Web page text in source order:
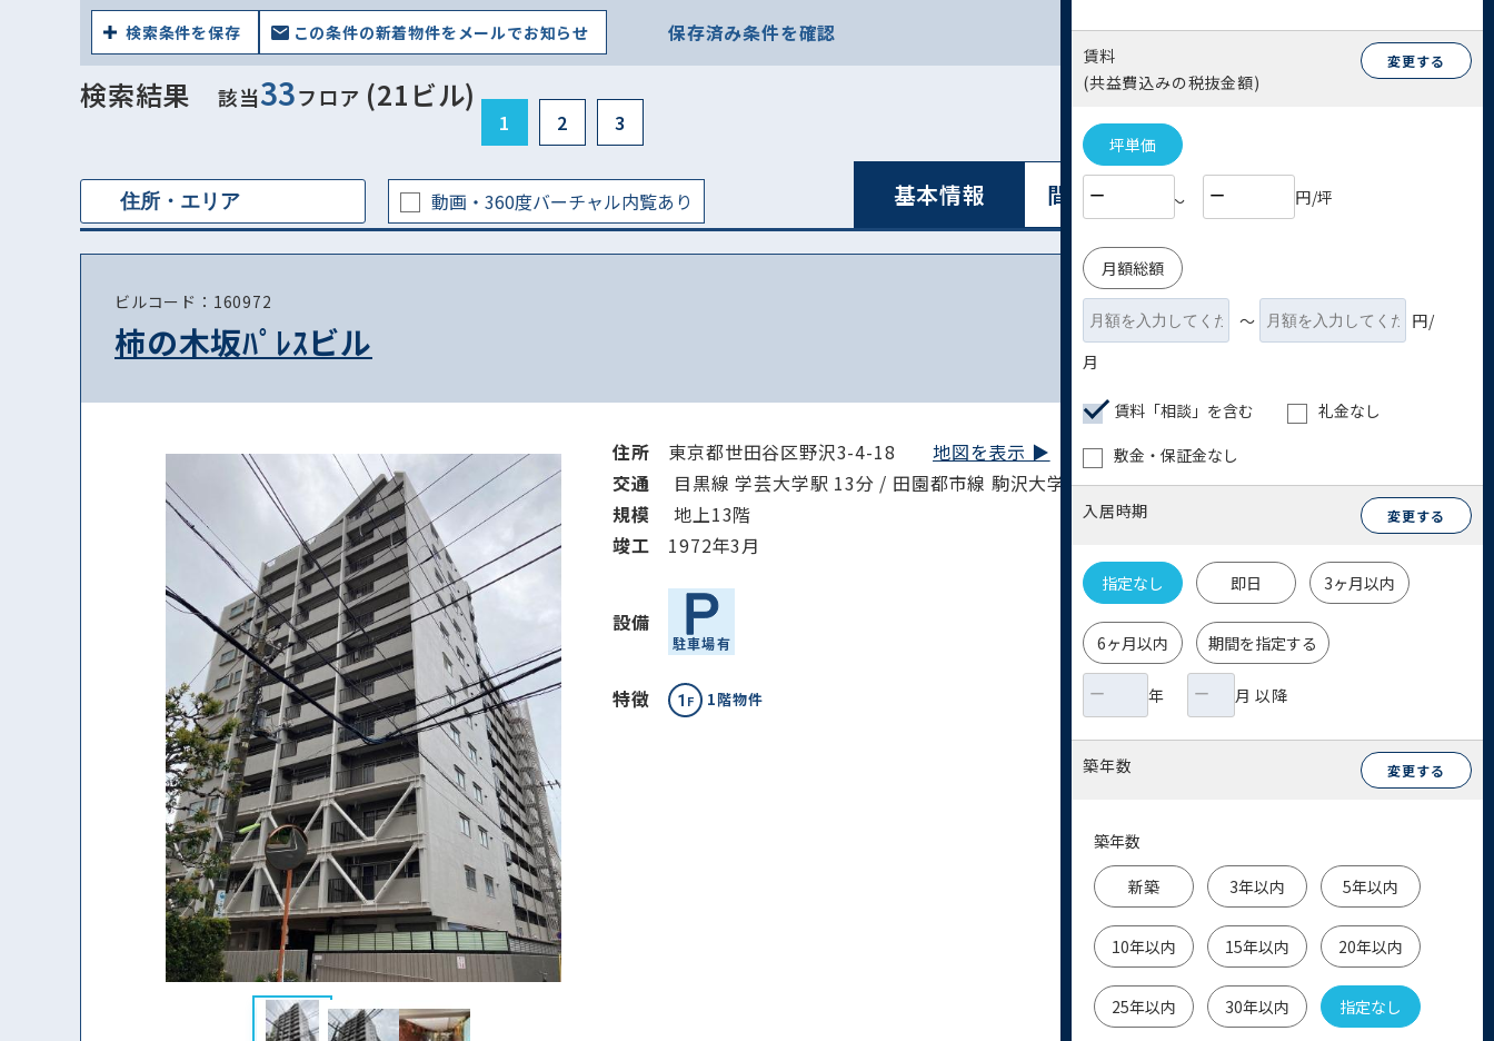
賃料
(共益費込みの税抜金額)
変更する
坪単価
〜 円/坪
月額総額
〜
円/
月
賃料「相談」を含む
礼金なし
敷金・保証金なし
入居時期 変更する
指定なし 即日 3ヶ月以内
6ヶ月以内 期間を指定する
年 月 以降
築年数 変更する
築年数
新築 3年以内 5年以内
10年以内 15年以内 20年以内
25年以内 30年以内 指定なし
検索条件を保存 この条件の新着物件をメールでお知らせ 保存済み条件を確認
検索結果 該当33フロア (21ビル)
1 2 3
動画・360度バーチャル内覧あり 基本情報 間取り図表⽰ リスト表⽰
ビルコード：160972
柿の木坂ﾊﾟﾚｽビル
住所 東京都世田谷区野沢3-4-18地図を表示 ▶︎
交通
目黒線 学芸大学駅 13分 / 田園都市線 駒沢大学駅 19分 / 目黒線 都立大学駅 21分
規模
地上13階
竣⼯ 1972年3月
設備
特徴 1階物件